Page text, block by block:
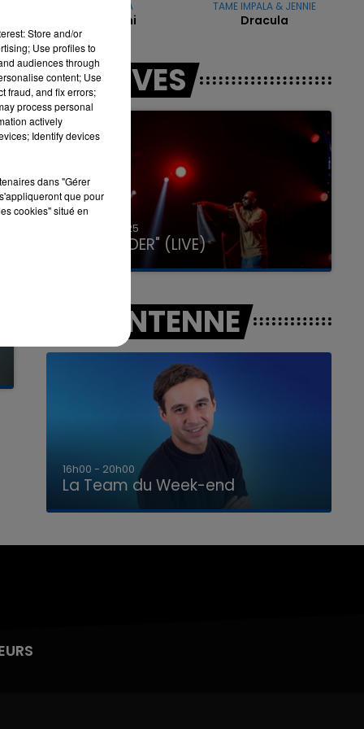
LA TEAM DU WEEK-END
DUA LIPA
Houdini
TAME IMPALA & JENNIE
Dracula
LES LIVES
31 janvier 2025
GIMS "SPIDER" (LIVE)
A L'ANTENNE
7h00 - 12h00
La Team du Week-end
Store and/or
Use profiles to
audiences through
content; Use
fraud, and fix errors;
process personal
actively
Identify devices
dans "Gérer
que pour
cookies" situé en